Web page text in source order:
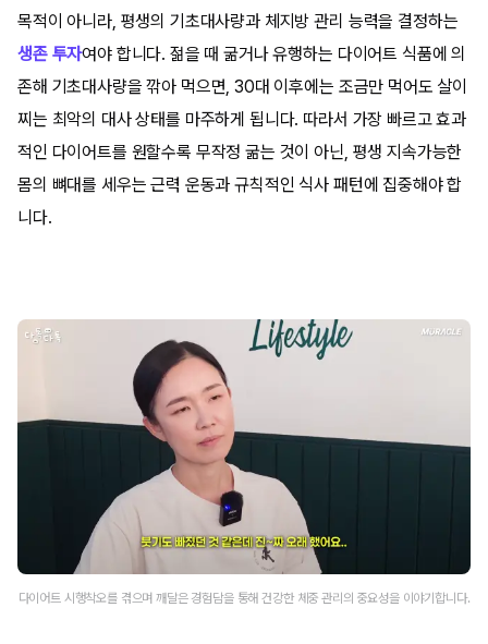
목적이 아니라, 평생의 기초대사량과 체지방 관리 능력을 결정하는
생존 투자여야 합니다. 젊을 때 굶거나 유행하는 다이어트 식품에 의
존해 기초대사량을 깎아 먹으면, 30대 이후에는 조금만 먹어도 살이
찌는 최악의 대사 상태를 마주하게 됩니다. 따라서 가장 빠르고 효과
적인 다이어트를 원할수록 무작정 굶는 것이 아닌, 평생 지속가능한
몸의 뼈대를 세우는 근력 운동과 규칙적인 식사 패턴에 집중해야 합
니다.
다이어트 시행착오를 겪으며 깨달은 경험담을 통해 건강한 체중 관리의 중요성을 이야기합니다.